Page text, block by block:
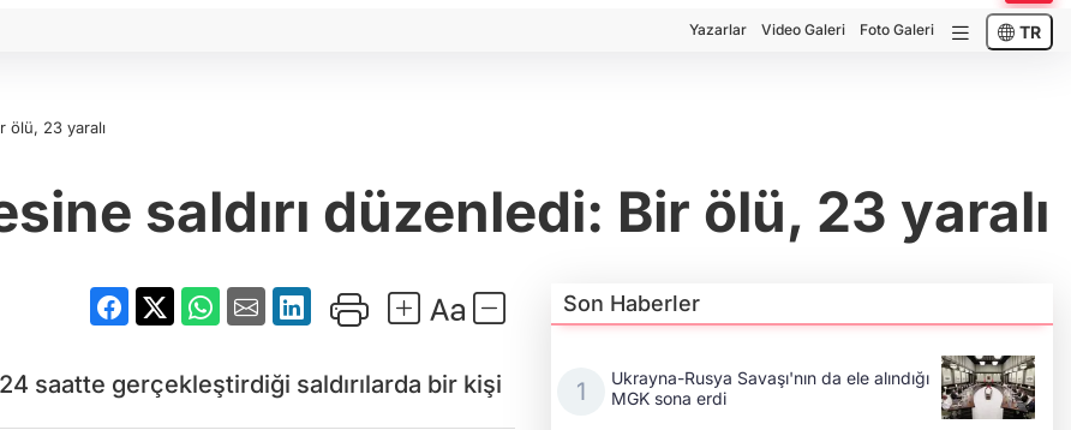
Yazarlar Video Galeri Foto Galeri TR
ölü, 23 yaralı
saldırı düzenledi: Bir ölü, 23 yaralı
saatte gerçekleştirdiği saldırılarda bir kişi
Son Haberler
Ukrayna-Rusya Savaşı'nın da ele alındığı
MGK sona erdi